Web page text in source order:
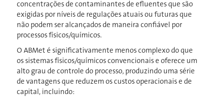
concentrações de contaminantes de efluentes que são
exigidas por níveis de regulações atuais ou futuras que
não podem ser alcançados de maneira confiável por
processos físicos/químicos.
O ABMet é significativamente menos complexo do que
os sistemas físicos/químicos convencionais e oferece um
alto grau de controle do processo, produzindo uma série
de vantagens que reduzem os custos operacionais e de
capital, incluindo: